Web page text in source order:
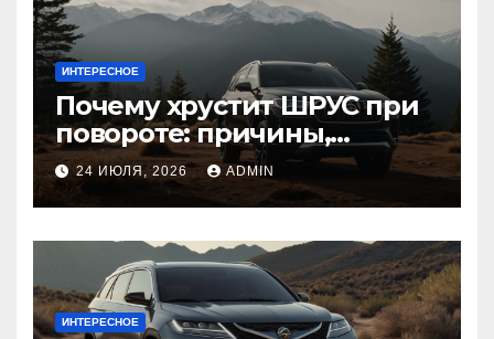
ИНТЕРЕСНОЕ
Почему хрустит ШРУС при
повороте: причины,
диагностика
24 ИЮЛЯ, 2026 ADMIN
ИНТЕРЕСНОЕ